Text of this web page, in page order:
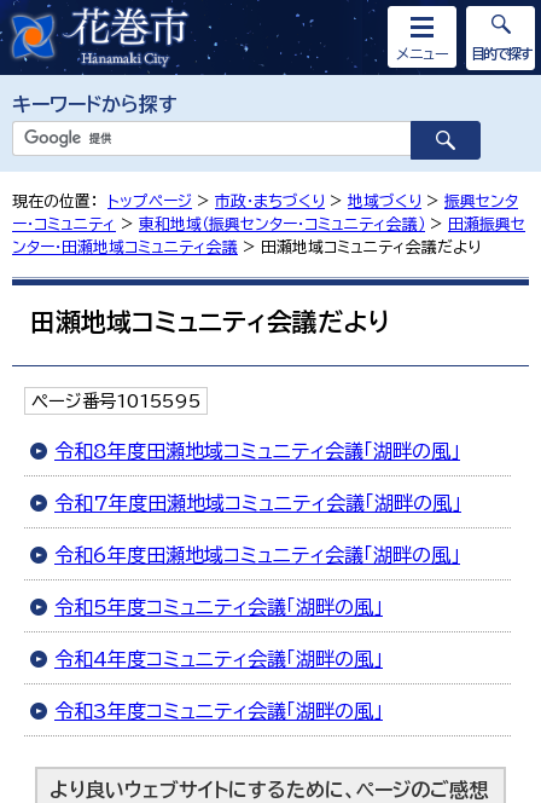
キーワードから探す
メニュー 目的で探す
現在の位置： トップページ > 市政・まちづくり > 地域づくり > 振興センタ
ー・コミュニティ > 東和地域（振興センター・コミュニティ会議） > 田瀬振興セ
ンター・田瀬地域コミュニティ会議 > 田瀬地域コミュニティ会議だより
田瀬地域コミュニティ会議だより
ページ番号1015595
令和8年度田瀬地域コミュニティ会議「湖畔の風」
令和7年度田瀬地域コミュニティ会議「湖畔の風」
令和6年度田瀬地域コミュニティ会議「湖畔の風」
令和5年度コミュニティ会議「湖畔の風」
令和4年度コミュニティ会議「湖畔の風」
令和3年度コミュニティ会議「湖畔の風」
より良いウェブサイトにするために、ページのご感想